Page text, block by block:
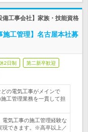
工事会社】家族・技能資格
工管理】名古屋本社募
2日制 第二新卒歓迎
の電気工事がメインで
工管理業務を一貫して担
気工事の施工管理経験な
現できます。※高卒以上／